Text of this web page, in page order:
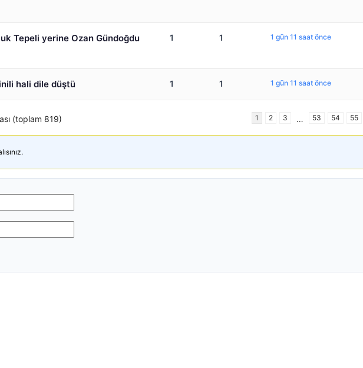
Tepeli yerine Ozan Gündoğdu
1 1 1 gün 11 saat önce
hali dile düştü 1 1 1 gün 11 saat önce
(toplam 819) 1 2 3 … 53 54 55